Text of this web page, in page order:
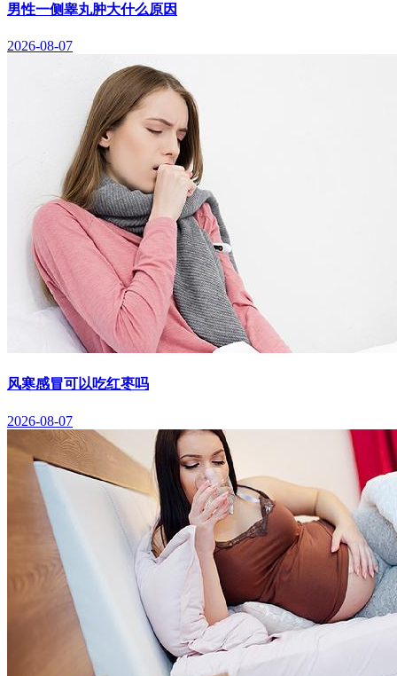
男性一侧睾丸肿大什么原因
2026-08-07
风寒感冒可以吃红枣吗
2026-08-07